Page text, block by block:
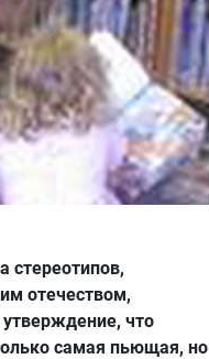
стереотипов,
отечеством,
что
самая пьющая, но